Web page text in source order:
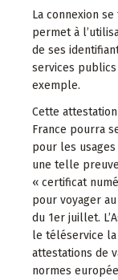
La connexion
permet à
de ses
services
exemple.
Cette
France pourra
pour les
une telle
« certificat
pour voyager
du 1er juillet.
le téléservice
attestations de
normes